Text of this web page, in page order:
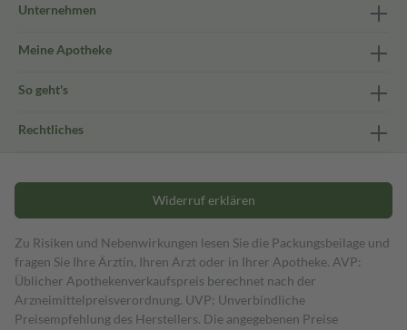
Unternehmen
Meine Apotheke
So geht's
Rechtliches
Widerruf erklären
Zu Risiken und Nebenwirkungen lesen Sie die Packungsbeilage und
fragen Sie Ihre Ärztin, Ihren Arzt oder in Ihrer Apotheke. AVP:
Üblicher Apothekenverkaufspreis berechnet nach der
Arzneimittelpreisverordnung. UVP: Unverbindliche
Preisempfehlung des Herstellers. Die angegebenen Preise